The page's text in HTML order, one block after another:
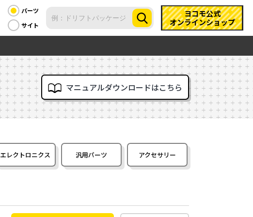
パーツ
サイト
ヨコモ公式
オンラインショップ
マニュアルダウンロードはこちら
エレクトロニクス 汎用パーツ アクセサリー